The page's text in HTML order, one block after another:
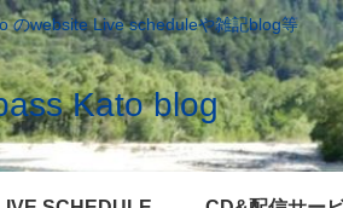
のwebsite Live scheduleや雑記blog等
Kato blog